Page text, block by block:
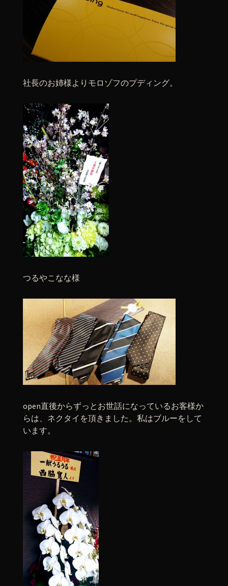
社長のお姉様よりモロゾフのプディング。
つるやこなな様
open直後からずっとお世話になっているお客様か
らは、ネクタイを頂きました。私はブルーをして
います。